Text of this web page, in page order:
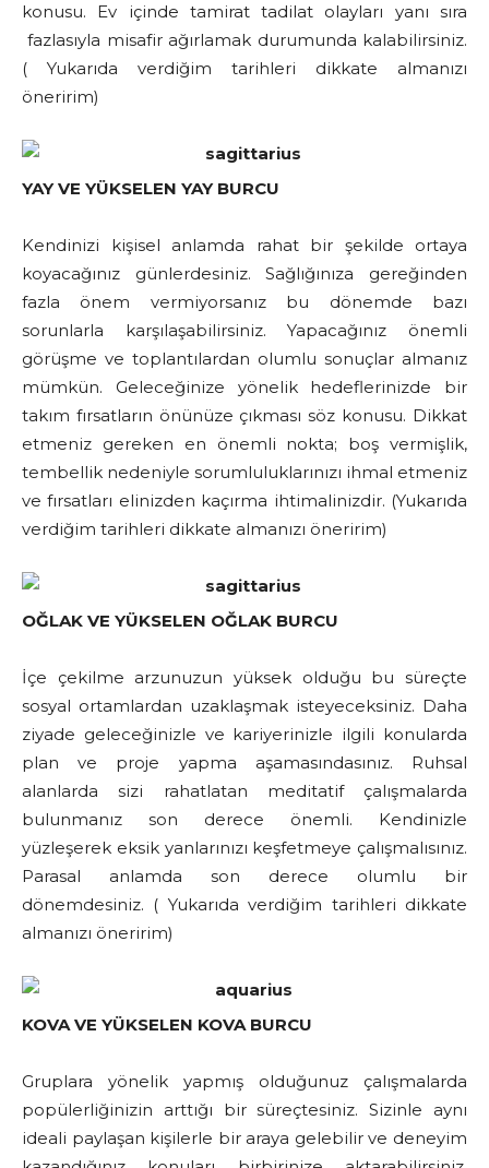
konusu. Ev içinde tamirat tadilat olayları yanı sıra
fazlasıyla misafir ağırlamak durumunda kalabilirsiniz.
( Yukarıda verdiğim tarihleri dikkate almanızı
öneririm)
YAY VE YÜKSELEN YAY BURCU
Kendinizi kişisel anlamda rahat bir şekilde ortaya
koyacağınız günlerdesiniz. Sağlığınıza gereğinden
fazla önem vermiyorsanız bu dönemde bazı
sorunlarla karşılaşabilirsiniz. Yapacağınız önemli
görüşme ve toplantılardan olumlu sonuçlar almanız
mümkün. Geleceğinize yönelik hedeflerinizde bir
takım fırsatların önünüze çıkması söz konusu. Dikkat
etmeniz gereken en önemli nokta; boş vermişlik,
tembellik nedeniyle sorumluluklarınızı ihmal etmeniz
ve fırsatları elinizden kaçırma ihtimalinizdir. (Yukarıda
verdiğim tarihleri dikkate almanızı öneririm)
OĞLAK VE YÜKSELEN OĞLAK BURCU
İçe çekilme arzunuzun yüksek olduğu bu süreçte
sosyal ortamlardan uzaklaşmak isteyeceksiniz. Daha
ziyade geleceğinizle ve kariyerinizle ilgili konularda
plan ve proje yapma aşamasındasınız. Ruhsal
alanlarda sizi rahatlatan meditatif çalışmalarda
bulunmanız son derece önemli. Kendinizle
yüzleşerek eksik yanlarınızı keşfetmeye çalışmalısınız.
Parasal anlamda son derece olumlu bir
dönemdesiniz. ( Yukarıda verdiğim tarihleri dikkate
almanızı öneririm)
KOVA VE YÜKSELEN KOVA BURCU
Gruplara yönelik yapmış olduğunuz çalışmalarda
popülerliğinizin arttığı bir süreçtesiniz. Sizinle aynı
ideali paylaşan kişilerle bir araya gelebilir ve deneyim